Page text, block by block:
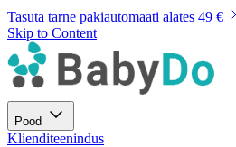
Tasuta tarne pakiautomaati alates 49 €
Skip to Content
Pood
Klienditeenindus